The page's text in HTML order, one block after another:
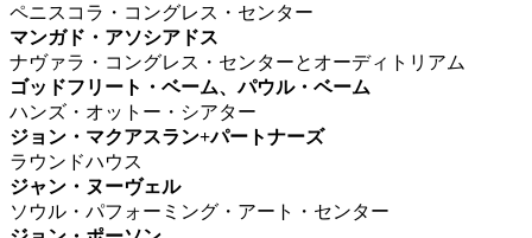
ペニスコラ・コングレス・センター
マンガド・アソシアドス
ナヴァラ・コングレス・センターとオーディトリアム
ゴッドフリート・ベーム、パウル・ベーム
ハンズ・オットー・シアター
ジョン・マクアスラン+パートナーズ
ラウンドハウス
ジャン・ヌーヴェル
ソウル・パフォーミング・アート・センター